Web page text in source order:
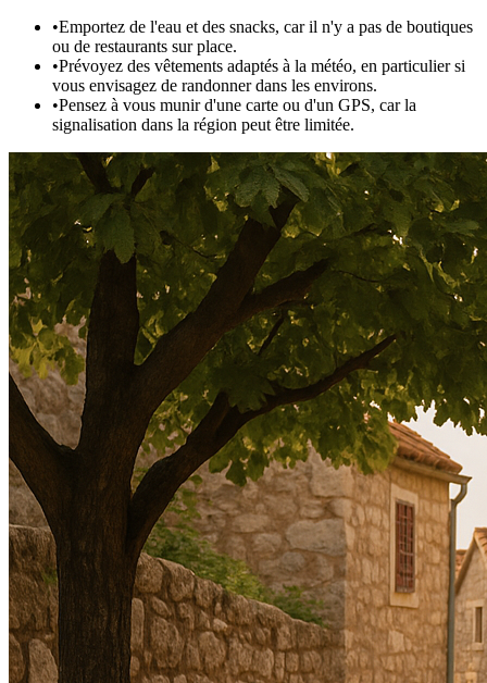
•Emportez de l'eau et des snacks, car il n'y a pas de boutiques
ou de restaurants sur place.
•Prévoyez des vêtements adaptés à la météo, en particulier si
vous envisagez de randonner dans les environs.
•Pensez à vous munir d'une carte ou d'un GPS, car la
signalisation dans la région peut être limitée.